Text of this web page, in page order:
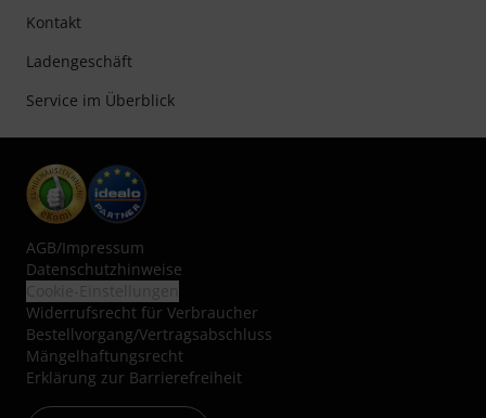
Kontakt
Ladengeschäft
Service im Überblick
AGB/Impressum
Datenschutzhinweise
Widerrufsrecht für Verbraucher
Bestellvorgang/Vertragsabschluss
Mängelhaftungsrecht
Erklärung zur Barrierefreiheit